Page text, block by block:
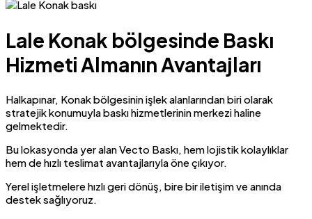
Lale Konak bölgesinde Baskı
Hizmeti Almanın Avantajları
Halkapınar, Konak bölgesinin işlek alanlarından biri olarak
stratejik konumuyla baskı hizmetlerinin merkezi haline
gelmektedir.
Bu lokasyonda yer alan Vecto Baskı, hem lojistik kolaylıklar
hem de hızlı teslimat avantajlarıyla öne çıkıyor.
Yerel işletmelere hızlı geri dönüş, bire bir iletişim ve anında
destek sağlıyoruz.